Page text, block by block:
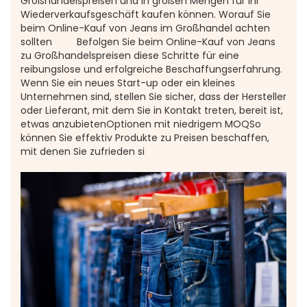
Wiederverkaufsgeschäft kaufen können. Worauf Sie
beim Online-Kauf von Jeans im Großhandel achten
sollten Befolgen Sie beim Online-Kauf von Jeans
zu Großhandelspreisen diese Schritte für eine
reibungslose und erfolgreiche Beschaffungserfahrung.
Wenn Sie ein neues Start-up oder ein kleines
Unternehmen sind, stellen Sie sicher, dass der Hersteller
oder Lieferant, mit dem Sie in Kontakt treten, bereit ist,
etwas anzubietenOptionen mit niedrigem MOQSo
können Sie effektiv Produkte zu Preisen beschaffen,
mit denen Sie zufrieden si